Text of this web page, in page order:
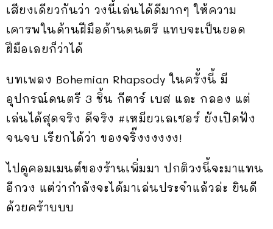
เสียงเดียวกันว่า วงนี้เล่นได้ดีมากๆ ให้ความ
เคารพในด้านฝีมือด้านดนตรี แทบจะเป็นยอด
ฝีมือเลยก็ว่าได้
บทเพลง Bohemian Rhapsody ในครั้งนี้ มี
อุปกรณ์ดนตรี 3 ชิ้น กีตาร์ เบส และ กลอง แต่
เล่นได้สุดจริง ดีจริง #เหมียวเลเซอร์ ยังเปิดฟัง
จนจบ เรียกได้ว่า ของจริ๊งงงงงง!
ไปดูคอมเมนต์ของร้านเพิ่มมา ปกติวงนี้จะมาแทน
อีกวง แต่ว่ากำลังจะได้มาเล่นประจำแล้วล่ะ ยินดี
ด้วยคร้าบบบ